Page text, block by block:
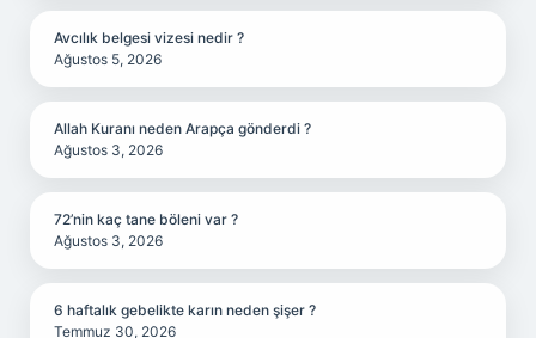
Avcılık belgesi vizesi nedir ?
Ağustos 5, 2026
Allah Kuranı neden Arapça gönderdi ?
Ağustos 3, 2026
72’nin kaç tane böleni var ?
Ağustos 3, 2026
6 haftalık gebelikte karın neden şişer ?
Temmuz 30, 2026